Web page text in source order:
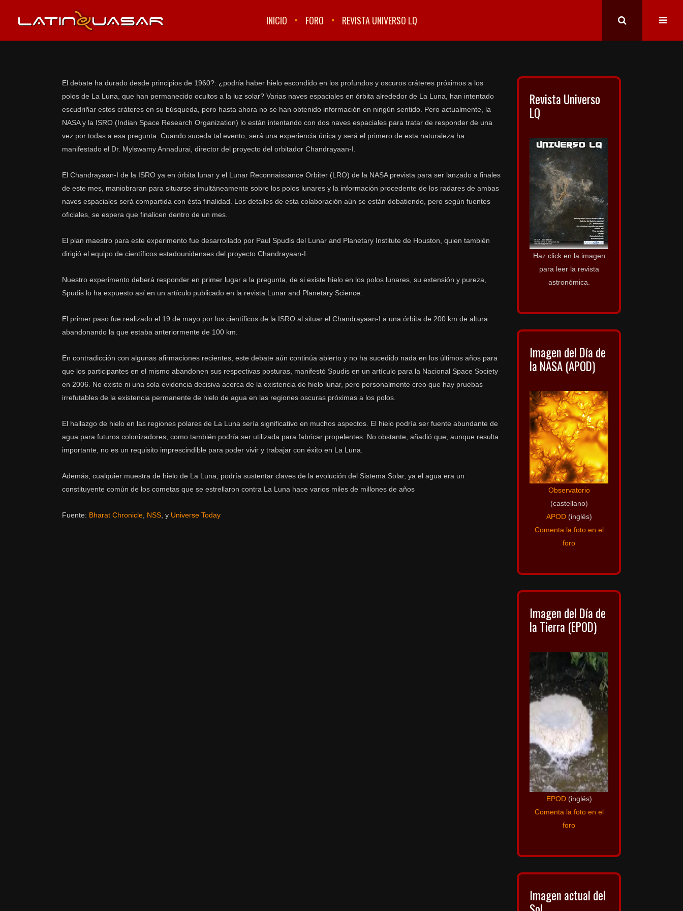
INICIO FORO REVISTA UNIVERSO LQ
El debate ha durado desde principios de 1960?: ¿podría haber hielo escondido en los profundos y oscuros cráteres próximos a los
polos de La Luna, que han permanecido ocultos a la luz solar? Varias naves espaciales en órbita alrededor de La Luna, han intentado
escudriñar estos cráteres en su búsqueda, pero hasta ahora no se han obtenido información en ningún sentido. Pero actualmente, la
NASA y la ISRO (Indian Space Research Organization) lo están intentando con dos naves espaciales para tratar de responder de una
vez por todas a esa pregunta. Cuando suceda tal evento, será una experiencia única y será el primero de esta naturaleza ha
manifestado el Dr. Mylswamy Annadurai, director del proyecto del orbitador Chandrayaan-I.
El Chandrayaan-I de la ISRO ya en órbita lunar y el Lunar Reconnaissance Orbiter (LRO) de la NASA prevista para ser lanzado a finales
de este mes, maniobraran para situarse simultáneamente sobre los polos lunares y la información procedente de los radares de ambas
naves espaciales será compartida con ésta finalidad. Los detalles de esta colaboración aún se están debatiendo, pero según fuentes
oficiales, se espera que finalicen dentro de un mes.
El plan maestro para este experimento fue desarrollado por Paul Spudis del Lunar and Planetary Institute de Houston, quien también
dirigió el equipo de científicos estadounidenses del proyecto Chandrayaan-I.
Nuestro experimento deberá responder en primer lugar a la pregunta, de si existe hielo en los polos lunares, su extensión y pureza,
Spudis lo ha expuesto así en un artículo publicado en la revista Lunar and Planetary Science.
El primer paso fue realizado el 19 de mayo por los científicos de la ISRO al situar el Chandrayaan-I a una órbita de 200 km de altura
abandonando la que estaba anteriormente de 100 km.
En contradicción con algunas afirmaciones recientes, este debate aún continúa abierto y no ha sucedido nada en los últimos años para
que los participantes en el mismo abandonen sus respectivas posturas, manifestó Spudis en un artículo para la Nacional Space Society
en 2006. No existe ni una sola evidencia decisiva acerca de la existencia de hielo lunar, pero personalmente creo que hay pruebas
irrefutables de la existencia permanente de hielo de agua en las regiones oscuras próximas a los polos.
El hallazgo de hielo en las regiones polares de La Luna sería significativo en muchos aspectos. El hielo podría ser fuente abundante de
agua para futuros colonizadores, como también podría ser utilizada para fabricar propelentes. No obstante, añadió que, aunque resulta
importante, no es un requisito imprescindible para poder vivir y trabajar con éxito en La Luna.
Además, cualquier muestra de hielo de La Luna, podría sustentar claves de la evolución del Sistema Solar, ya el agua era un
constituyente común de los cometas que se estrellaron contra La Luna hace varios miles de millones de años
Fuente: Bharat Chronicle NSS , y Universe Today
Revista Universo
LQ
Haz click en la imagen
para leer la revista
astronómica.
Imagen del Día de
la NASA (APOD)
Observatorio
(castellano)
APOD(inglés)
Comenta la foto en el
foro
Imagen del Día de
la Tierra (EPOD)
EPOD (inglés)
Comenta la foto en el
foro
Imagen actual del